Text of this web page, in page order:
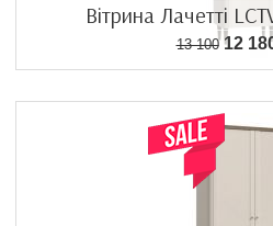
Вітрина Лачетті
13 10012